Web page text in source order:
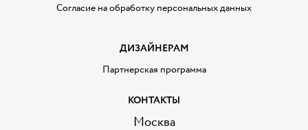
Согласие на обработку персональных данных
ДИЗАЙНЕРАМ
Партнерская программа
КОНТАКТЫ
Москва